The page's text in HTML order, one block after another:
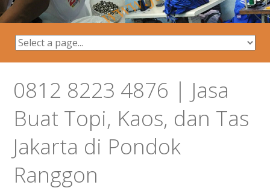
0812 8223 4876 | Jasa
Buat Topi, Kaos, dan Tas
Jakarta di Pondok
Ranggon